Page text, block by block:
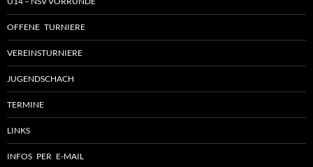
OFFENE TURNIERE
VEREINSTURNIERE
JUGENDSCHACH
TERMINE
LINKS
INFOS PER E-MAIL